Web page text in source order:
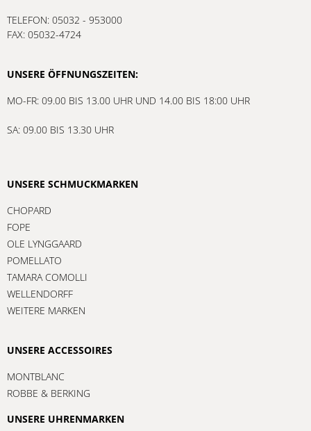
TELEFON: 05032 - 953000
FAX: 05032-4724
UNSERE ÖFFNUNGSZEITEN:
MO-FR: 09.00 BIS 13.00 UHR UND 14.00 BIS 18:00 UHR
SA: 09.00 BIS 13.30 UHR
UNSERE SCHMUCKMARKEN
CHOPARD
FOPE
OLE LYNGGAARD
POMELLATO
TAMARA COMOLLI
WELLENDORFF
WEITERE MARKEN
UNSERE ACCESSOIRES
MONTBLANC
ROBBE & BERKING
UNSERE UHRENMARKEN